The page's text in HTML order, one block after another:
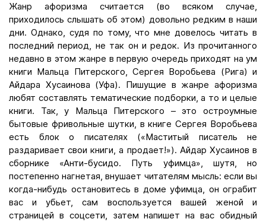
Жанр афоризма считается (во всяком случае,
приходилось слышать об этом) довольно редким в наши
дни. Однако, судя по тому, что мне довелось читать в
последний период, не так он и редок. Из прочитанного
недавно в этом жанре в первую очередь приходят на ум
книги Мальца Питерского, Сергея Воробьева (Рига) и
Айдара Хусаинова (Уфа). Пишущие в жанре афоризма
любят составлять тематические подборки, а то и целые
книги. Так, у Мальца Питерского – это остроумные
бытовые фривольные шутки, в книге Сергея Воробьева
есть блок о писателях («Маститый писатель не
раздаривает свои книги, а продает!»). Айдар Хусаинов в
сборнике «Анти-бусидо. Путь уфимца», шутя, но
постепенно нагнетая, внушает читателям мысль: если вы
когда-нибудь остановитесь в доме уфимца, он ограбит
вас и убьет, сам воспользуется вашей женой и
страницей в соцсети, затем напишет на вас обидный